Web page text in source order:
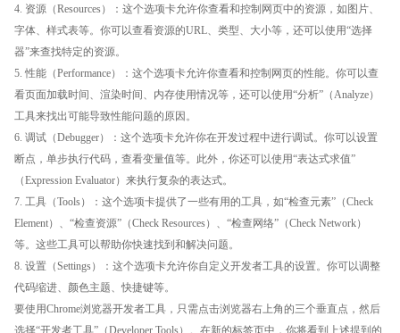
4. 资源（Resources）：这个选项卡允许你查看和控制网页中的资源，如图片、
字体、样式表等。你可以查看资源的URL、类型、大小等，还可以使用“选择
器”来查找特定的资源。
5. 性能（Performance）：这个选项卡允许你查看和控制网页的性能。你可以查
看页面加载时间、渲染时间、内存使用情况等，还可以使用“分析”（Analyze）
工具来找出可能导致性能问题的原因。
6. 调试（Debugger）：这个选项卡允许你在开发过程中进行调试。你可以设置
断点，单步执行代码，查看变量值等。此外，你还可以使用“表达式求值”
（Expression Evaluator）来执行复杂的表达式。
7. 工具（Tools）：这个选项卡提供了一些有用的工具，如“检查元素”（Check
Element）、“检查资源”（Check Resources）、“检查网络”（Check Network）
等。这些工具可以帮助你快速找到和解决问题。
8. 设置（Settings）：这个选项卡允许你自定义开发者工具的设置。你可以调整
代码缩进、颜色主题、快捷键等。
要使用Chrome浏览器开发者工具，只需点击浏览器右上角的三个垂直点，然后
选择“开发者工具”（Developer Tools）。在新的标签页中，你将看到上述提到的